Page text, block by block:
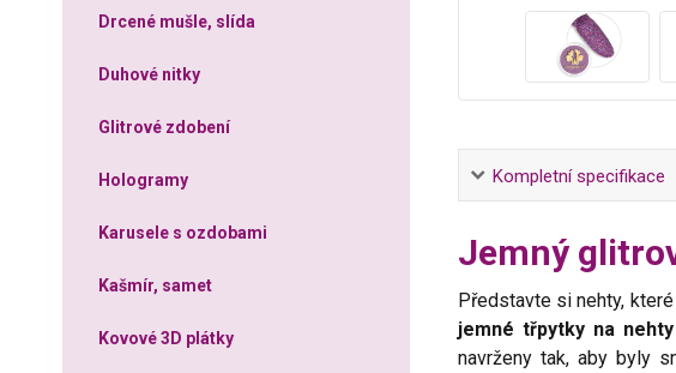
Drcené mušle, slída
Duhové nitky
Glitrové zdobení
Hologramy
Karusele s ozdobami
Kašmír, samet
Kovové 3D plátky
Kompletní specifikace
Jemný
Představte si nehty,
jemné třpytky na nehty
navrženy tak, aby byly